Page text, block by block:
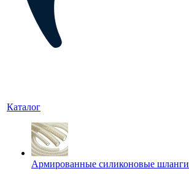
Каталог
Армированные силиконовые шланги